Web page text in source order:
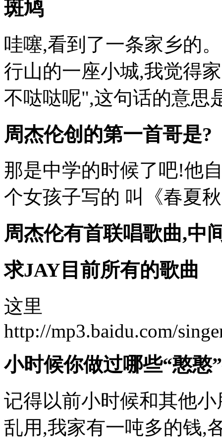
斑鸠
哇噻,看到了一条家乡的
行山的一座小城,我觉得
不哒哒呢",这句话的意思
周杰伦创的第一首哥是?
那是中学的时候了吧!他
个女孩子写的 叫《春夏
周杰伦有首联唱歌曲,中
求JAY目前所有的歌曲
这里
http://mp3.baidu.com/
小时候你做过哪些“憨憨
记得以前小时候和其他
乱用,我家有一吨多的钱,